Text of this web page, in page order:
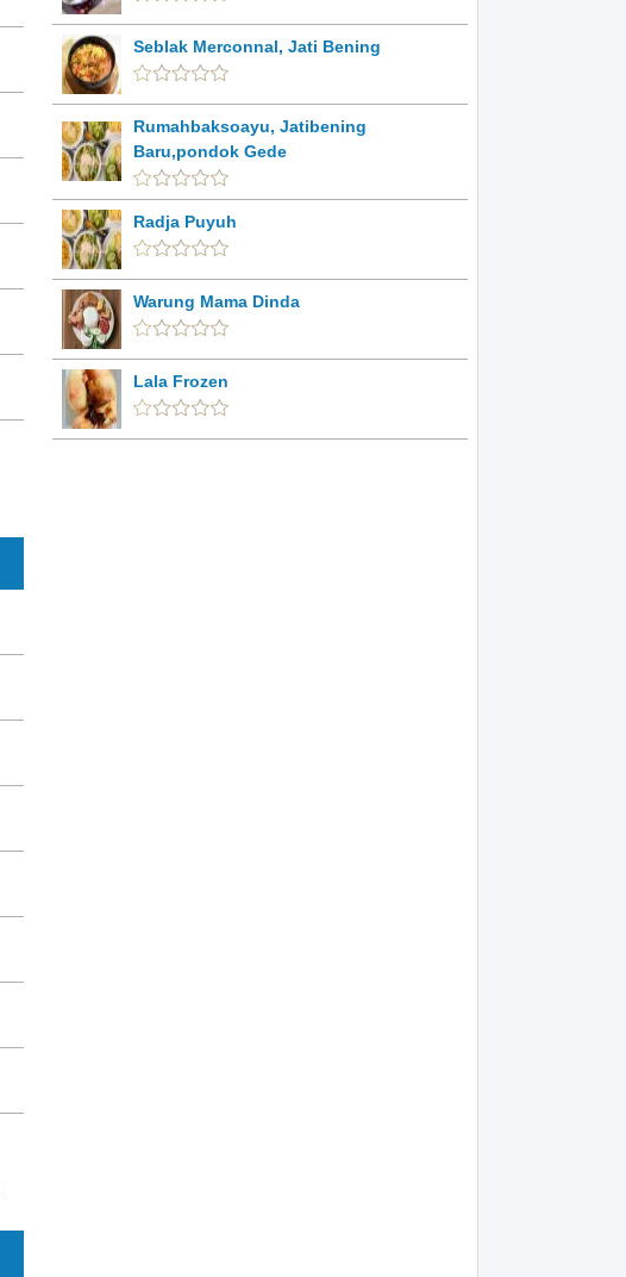
Seblak Merconnal, Jati Bening
Rumahbaksoayu, Jatibening
Baru,pondok Gede
Radja Puyuh
Warung Mama Dinda
Lala Frozen